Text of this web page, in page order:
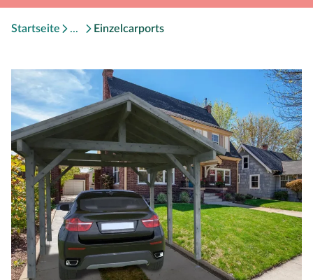
Startseite Einzelcarports